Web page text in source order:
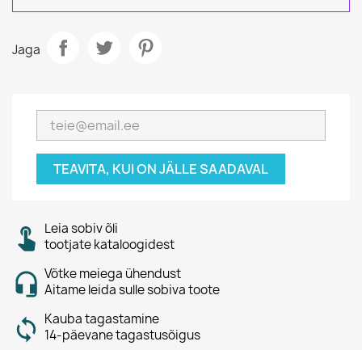
Jaga
TEAVITA, KUI ON JÄLLE SAADAVAL
Leia sobiv õli
tootjate kataloogidest
Võtke meiega ühendust
Aitame leida sulle sobiva toote
Kauba tagastamine
14-päevane tagastusõigus